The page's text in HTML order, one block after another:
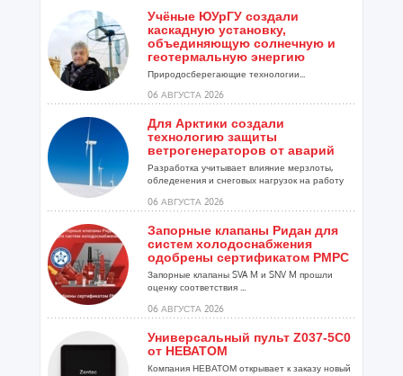
Учёные ЮУрГУ создали
каскадную установку,
объединяющую солнечную и
геотермальную энергию
Природосберегающие технологии...
06 АВГУСТА 2026
Для Арктики создали
технологию защиты
ветрогенераторов от аварий
Разработка учитывает влияние мерзлоты,
обледенения и снеговых нагрузок на работу
06 АВГУСТА 2026
Запорные клапаны Ридан для
систем холодоснабжения
одобрены сертификатом РМРС
Запорные клапаны SVA M и SNV M прошли
оценку соответствия ...
06 АВГУСТА 2026
Универсальный пульт Z037-5C0
от НЕВАТОМ
Компания НЕВАТОМ открывает к заказу новый